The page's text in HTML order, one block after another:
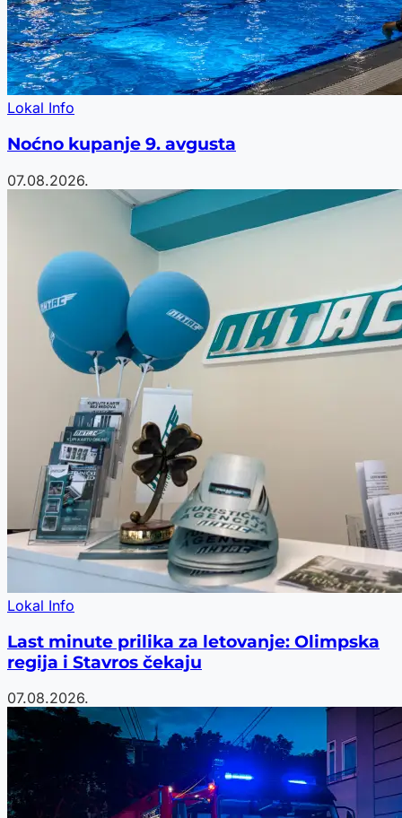
Lokal Info
Noćno kupanje 9. avgusta
07.08.2026.
Lokal Info
Last minute prilika za letovanje: Olimpska
regija i Stavros čekaju
07.08.2026.